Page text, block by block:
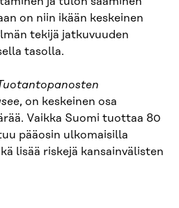
on niin ikään keskeinen
tekijä jatkuvuuden
tasolla.
, on keskeinen osa
Vaikka Suomi tuottaa 80
pääosin ulkomaisilla
lisää riskejä kansainvälisten